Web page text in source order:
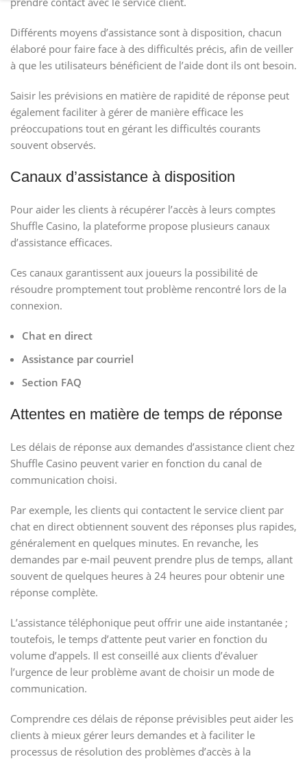
Différents moyens d’assistance sont à disposition, chacun
élaboré pour faire face à des difficultés précis, afin de veiller
à que les utilisateurs bénéficient de l’aide dont ils ont besoin.
Saisir les prévisions en matière de rapidité de réponse peut
également faciliter à gérer de manière efficace les
préoccupations tout en gérant les difficultés courants
souvent observés.
Canaux d’assistance à disposition
Pour aider les clients à récupérer l’accès à leurs comptes
Shuffle Casino, la plateforme propose plusieurs canaux
d’assistance efficaces.
Ces canaux garantissent aux joueurs la possibilité de
résoudre promptement tout problème rencontré lors de la
connexion.
Chat en direct
Assistance par courriel
Section FAQ
Attentes en matière de temps de réponse
Les délais de réponse aux demandes d’assistance client chez
Shuffle Casino peuvent varier en fonction du canal de
communication choisi.
Par exemple, les clients qui contactent le service client par
chat en direct obtiennent souvent des réponses plus rapides,
généralement en quelques minutes. En revanche, les
demandes par e-mail peuvent prendre plus de temps, allant
souvent de quelques heures à 24 heures pour obtenir une
réponse complète.
L’assistance téléphonique peut offrir une aide instantanée ;
toutefois, le temps d’attente peut varier en fonction du
volume d’appels. Il est conseillé aux clients d’évaluer
l’urgence de leur problème avant de choisir un mode de
communication.
Comprendre ces délais de réponse prévisibles peut aider les
clients à mieux gérer leurs demandes et à faciliter le
processus de résolution des problèmes d’accès à la